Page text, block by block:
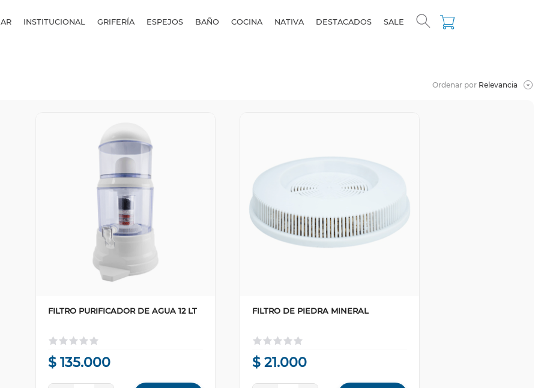
INSTITUCIONAL GRIFERÍA ESPEJOS BAÑO COCINA NATIVA DESTACADOS SALE
Ordenar por Relevancia
FILTRO PURIFICADOR DE AGUA 12 LT
$ 135.000
FILTRO DE PIEDRA MINERAL
$ 21.000